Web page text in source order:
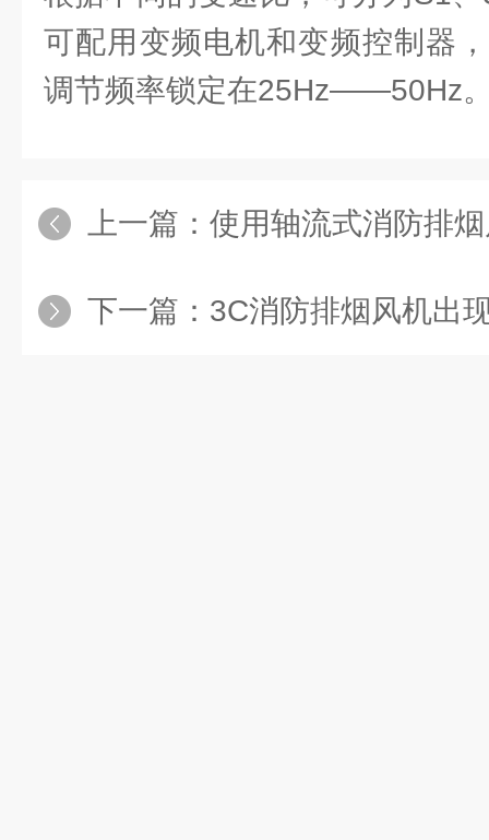
可配用变频电机和变频控制器
调节频率锁定在25Hz——50Hz
上一篇： 使用轴流式消防排烟风机
下一篇： 3C消防排烟风机出现转